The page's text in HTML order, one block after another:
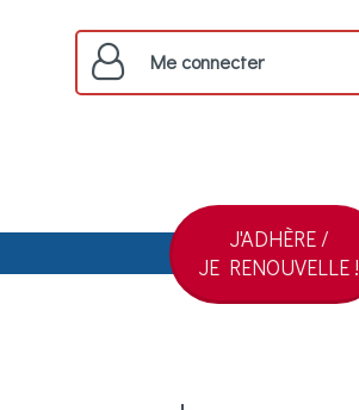
Me connecter
J'ADHÈRE /
JE RENOUVELLE !